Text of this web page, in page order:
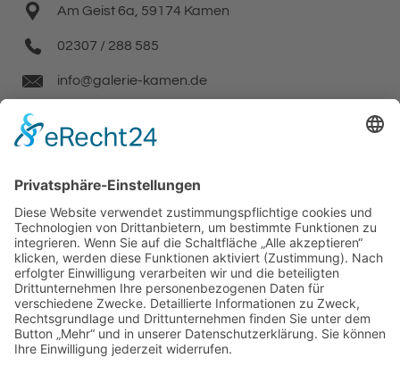
Am Geist 6a, 59174 Kamen
02307 / 288 585
info@galerie-kamen.de
Facebook
Wir benötigen Ihre Zustimmung, um den
Google Maps-Service zu laden!
Wir verwenden einen Service eines
Drittanbieters, um Karteninhalte einzubetten.
Dieser Service kann Daten zu Ihren Aktivitäten